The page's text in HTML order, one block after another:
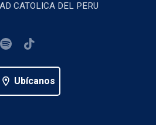
CATOLICA DEL PERU
location_on Ubícanos